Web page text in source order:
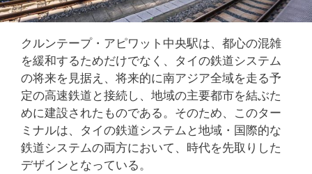
クルンテープ・アピワット中央駅は、都心の混雑
を緩和するためだけでなく、タイの鉄道システム
の将来を見据え、将来的に南アジア全域を走る予
定の高速鉄道と接続し、地域の主要都市を結ぶた
めに建設されたものである。そのため、このター
ミナルは、タイの鉄道システムと地域・国際的な
鉄道システムの両方において、時代を先取りした
デザインとなっている。